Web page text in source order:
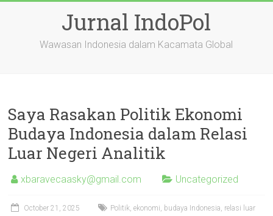
Jurnal IndoPol
Wawasan Indonesia dalam Kacamata Global
Saya Rasakan Politik Ekonomi
Budaya Indonesia dalam Relasi
Luar Negeri Analitik
xbaravecaasky@gmail.com Uncategorized
October 21, 2025
Politik, ekonomi, budaya Indonesia, relasi luar